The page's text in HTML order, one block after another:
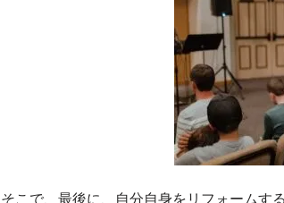
そこで、最後に、自分自身をリフォームす